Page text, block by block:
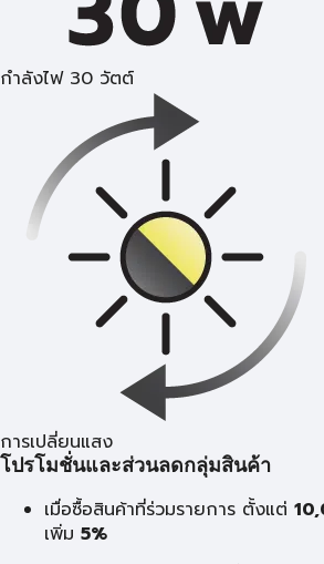
กำลังไฟ 30 วัตต์
การเปลี่ยนแสง
โปรโมชั่นและส่วนลดกลุ่มสินค้า
เมื่อซื้อสินค้าที่ร่วมรายการ ตั้งแต่
เพิ่ม 5%